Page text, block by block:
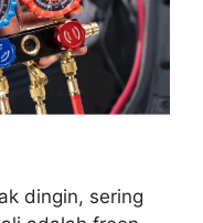
dingin, sering